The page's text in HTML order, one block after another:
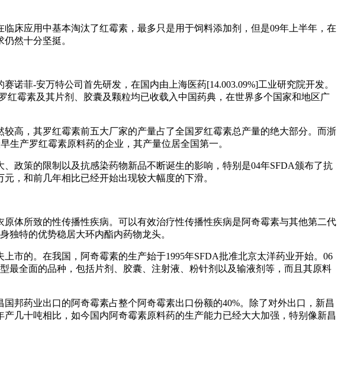
床应用中基本淘汰了红霉素，最多只是用于饲料添加剂，但是09年上半年，在
然十分坚挺。
菲-安万特公司首先研发，在国内由上海医药[14.003.09%]工业研究院开发。
霉素及其片剂、胶囊及颗粒均已收载入中国药典，在世界多个国家和地区广
高，其罗红霉素前五大厂家的产量占了全国罗红霉素总产量的绝大部分。而浙
生产罗红霉素原料药的企业，其产量位居全国第一。
政策的限制以及抗感染药物新品不断诞生的影响，特别是04年SFDA颁布了抗
，和前几年相比已经开始出现较大幅度的下滑。
体所致的性传播性疾病。可以有效治疗性传播性疾病是阿奇霉素与其他第二代
独特的优势稳居大环内酯内药物龙头。
市的。在我国，阿奇霉素的生产始于1995年SFDA批准北京太洋药业开始。06
最全面的品种，包括片剂、胶囊、注射液、粉针剂以及输液剂等，而且其原料
邦药业出口的阿奇霉素占整个阿奇霉素出口份额的40%。除了对外出口，新昌
几十吨相比，如今国内阿奇霉素原料药的生产能力已经大大加强，特别像新昌